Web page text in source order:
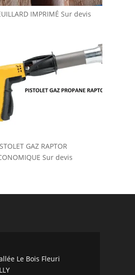
IMPRIMÉ Sur devis
GAZ RAPTOR
Sur devis
Le Bois Fleuri